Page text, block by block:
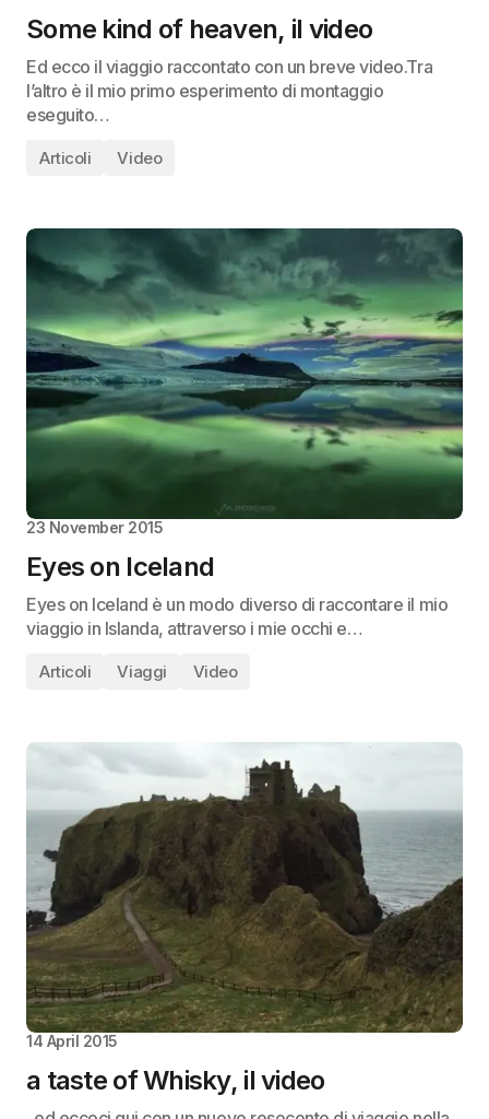
Some kind of heaven, il video
Ed ecco il viaggio raccontato con un breve video.Tra
l’altro è il mio primo esperimento di montaggio
eseguito…
Articoli Video
23 November 2015
Eyes on Iceland
Eyes on Iceland è un modo diverso di raccontare il mio
viaggio in Islanda, attraverso i mie occhi e…
Articoli Viaggi Video
14 April 2015
a taste of Whisky, il video